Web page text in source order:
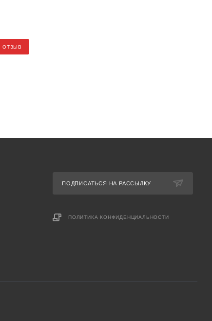
ОТЗЫВ
ПОДПИСАТЬСЯ НА РАССЫЛКУ
ПОЛИТИКА КОНФИДЕНЦИАЛЬНОСТИ